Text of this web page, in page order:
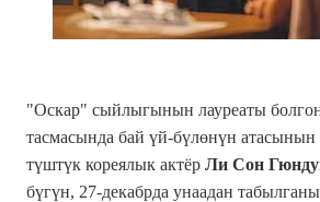
"Оскар" сыйлыгынын лауреаты
тасмасында бай үй-бүлөнүн атасынын
түштүк кореялык актёр Ли Сон
бүгүн, 27-декабрда унаадан